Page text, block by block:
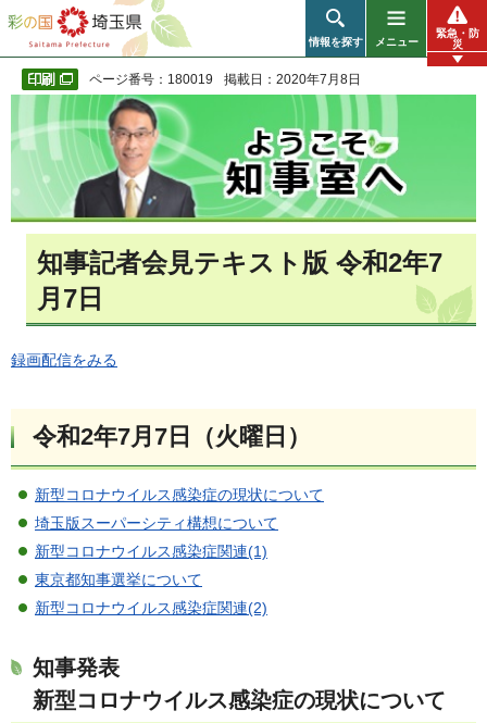
彩の国 埼玉県
情報を探す メニュー
緊急・防
災
ページ番号：180019 掲載日：2020年7月8日
知事記者会見テキスト版 令和2年7
月7日
録画配信をみる
令和2年7月7日（火曜日）
新型コロナウイルス感染症の現状について
埼玉版スーパーシティ構想について
新型コロナウイルス感染症関連(1)
東京都知事選挙について
新型コロナウイルス感染症関連(2)
知事発表
新型コロナウイルス感染症の現状について